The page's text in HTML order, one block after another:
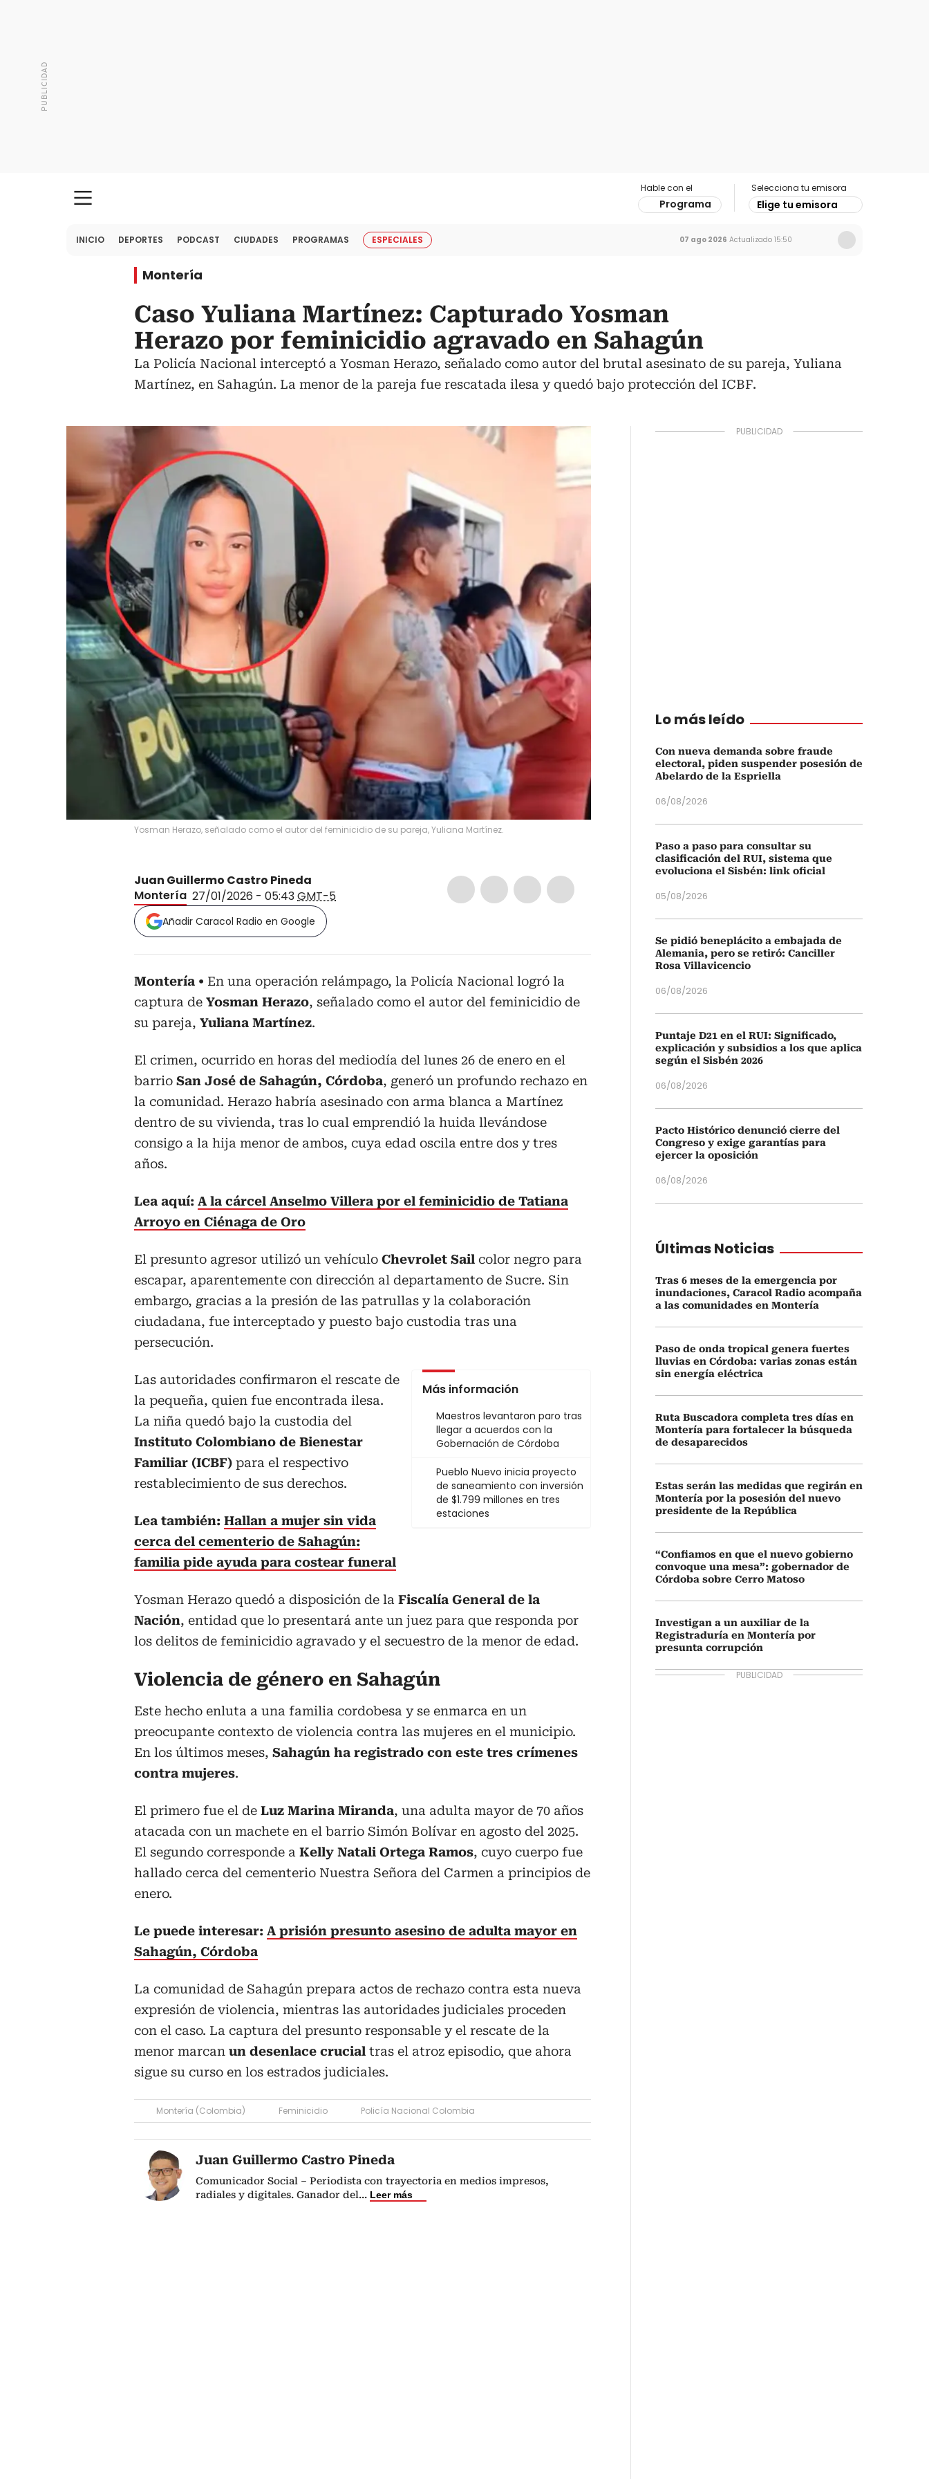
Hable con el
Programa
Selecciona tu emisora
Elige tu emisora
INICIO DEPORTES PODCAST CIUDADES PROGRAMAS ESPECIALES 07 ago 2026 Actualizado 15:50
Montería
Caso Yuliana Martínez: Capturado Yosman
Herazo por feminicidio agravado en Sahagún
La Policía Nacional interceptó a Yosman Herazo, señalado como autor del brutal asesinato de su pareja, Yuliana
Martínez, en Sahagún. La menor de la pareja fue rescatada ilesa y quedó bajo protección del ICBF.
Yosman Herazo, señalado como el autor del feminicidio de su pareja, Yuliana Martínez.
Juan Guillermo Castro Pineda
Montería 27/01/2026 - 05:43GMT-5
Añadir Caracol Radio en Google
Montería
En una operación relámpago, la Policía Nacional logró la
captura de Yosman Herazo, señalado como el autor del feminicidio de
su pareja, Yuliana Martínez.
El crimen, ocurrido en horas del mediodía del lunes 26 de enero en el
barrio San José de Sahagún, Córdoba, generó un profundo rechazo en
la comunidad. Herazo habría asesinado con arma blanca a Martínez
dentro de su vivienda, tras lo cual emprendió la huida llevándose
consigo a la hija menor de ambos, cuya edad oscila entre dos y tres
años.
Lea aquí: A la cárcel Anselmo Villera por el feminicidio de Tatiana
Arroyo en Ciénaga de Oro
El presunto agresor utilizó un vehículo Chevrolet Sail color negro para
escapar, aparentemente con dirección al departamento de Sucre. Sin
embargo, gracias a la presión de las patrullas y la colaboración
ciudadana, fue interceptado y puesto bajo custodia tras una
persecución.
Más información
Maestros levantaron paro tras
llegar a acuerdos con la
Gobernación de Córdoba
Pueblo Nuevo inicia proyecto
de saneamiento con inversión
de $1.799 millones en tres
estaciones
Las autoridades confirmaron el rescate de
la pequeña, quien fue encontrada ilesa.
La niña quedó bajo la custodia del
Instituto Colombiano de Bienestar
Familiar (ICBF) para el respectivo
restablecimiento de sus derechos.
Lea también: Hallan a mujer sin vida
cerca del cementerio de Sahagún:
familia pide ayuda para costear funeral
Yosman Herazo quedó a disposición de la Fiscalía General de la
Nación, entidad que lo presentará ante un juez para que responda por
los delitos de feminicidio agravado y el secuestro de la menor de edad.
Violencia de género en Sahagún
Este hecho enluta a una familia cordobesa y se enmarca en un
preocupante contexto de violencia contra las mujeres en el municipio.
En los últimos meses, Sahagún ha registrado con este tres crímenes
contra mujeres.
El primero fue el de Luz Marina Miranda, una adulta mayor de 70 años
atacada con un machete en el barrio Simón Bolívar en agosto del 2025.
El segundo corresponde a Kelly Natali Ortega Ramos, cuyo cuerpo fue
hallado cerca del cementerio Nuestra Señora del Carmen a principios de
enero.
Le puede interesar: A prisión presunto asesino de adulta mayor en
Sahagún, Córdoba
La comunidad de Sahagún prepara actos de rechazo contra esta nueva
expresión de violencia, mientras las autoridades judiciales proceden
con el caso. La captura del presunto responsable y el rescate de la
menor marcan un desenlace crucial tras el atroz episodio, que ahora
sigue su curso en los estrados judiciales.
Montería (Colombia) Feminicidio Policía Nacional Colombia
Juan Guillermo Castro Pineda
Comunicador Social – Periodista con trayectoria en medios impresos,
radiales y digitales. Ganador del... Leer más
Lo más leído
Con nueva demanda sobre fraude
electoral, piden suspender posesión de
Abelardo de la Espriella
06/08/2026
Paso a paso para consultar su
clasificación del RUI, sistema que
evoluciona el Sisbén: link oficial
05/08/2026
Se pidió beneplácito a embajada de
Alemania, pero se retiró: Canciller
Rosa Villavicencio
06/08/2026
Puntaje D21 en el RUI: Significado,
explicación y subsidios a los que aplica
según el Sisbén 2026
06/08/2026
Pacto Histórico denunció cierre del
Congreso y exige garantías para
ejercer la oposición
06/08/2026
Últimas Noticias
Tras 6 meses de la emergencia por
inundaciones, Caracol Radio acompaña
a las comunidades en Montería
Paso de onda tropical genera fuertes
lluvias en Córdoba: varias zonas están
sin energía eléctrica
Ruta Buscadora completa tres días en
Montería para fortalecer la búsqueda
de desaparecidos
Estas serán las medidas que regirán en
Montería por la posesión del nuevo
presidente de la República
“Confiamos en que el nuevo gobierno
convoque una mesa”: gobernador de
Córdoba sobre Cerro Matoso
Investigan a un auxiliar de la
Registraduría en Montería por
presunta corrupción